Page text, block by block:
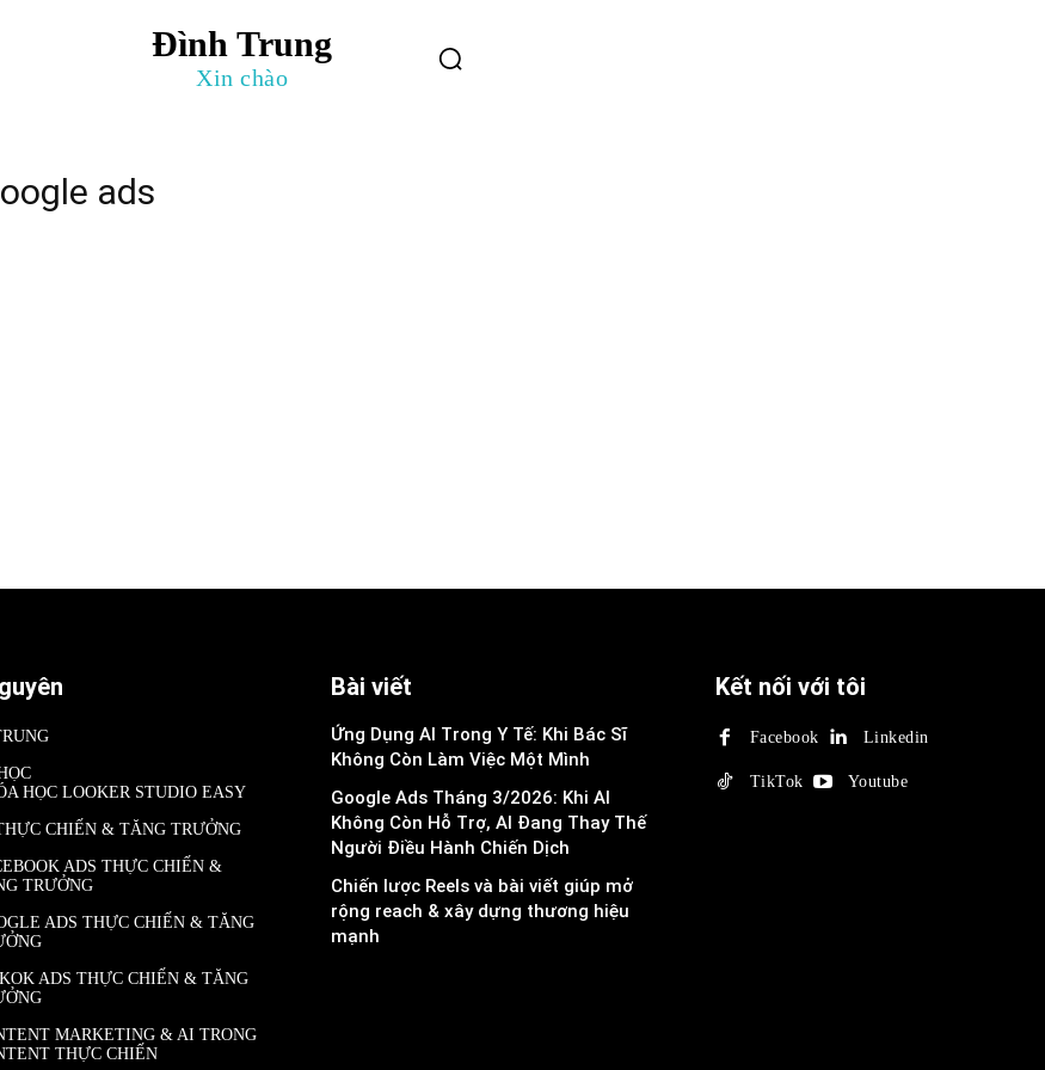
Đình Trung
Xin chào
ads
HỌC LOOKER STUDIO EASY
CHIẾN & TĂNG TRƯỞNG
ADS THỰC CHIẾN &
TRƯỞNG
ADS THỰC CHIẾN & TĂNG
ADS THỰC CHIẾN & TĂNG
MARKETING & AI TRONG
THỰC CHIẾN
Bài viết
Ứng Dụng AI Trong Y Tế: Khi Bác Sĩ
Không Còn Làm Việc Một Mình
Google Ads Tháng 3/2026: Khi AI
Không Còn Hỗ Trợ, AI Đang Thay Thế
Người Điều Hành Chiến Dịch
Chiến lược Reels và bài viết giúp mở
rộng reach & xây dựng thương hiệu
mạnh
Kết nối với tôi
Facebook Linkedin
TikTok Youtube